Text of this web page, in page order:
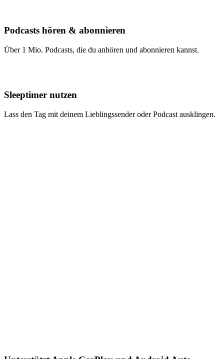
Podcasts hören & abonnieren
Über 1 Mio. Podcasts, die du anhören und abonnieren kannst.
Sleeptimer nutzen
Lass den Tag mit deinem Lieblingssender oder Podcast ausklingen.